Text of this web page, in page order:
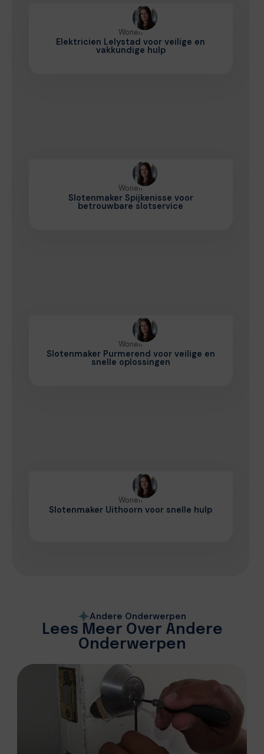
Wonen
Elektricien Lelystad voor veilige en
vakkundige hulp
Wonen
Slotenmaker Spijkenisse voor
betrouwbare slotservice
Wonen
Slotenmaker Purmerend voor veilige en
snelle oplossingen
Wonen
Slotenmaker Uithoorn voor snelle hulp
Andere Onderwerpen
Lees Meer Over Andere
Onderwerpen